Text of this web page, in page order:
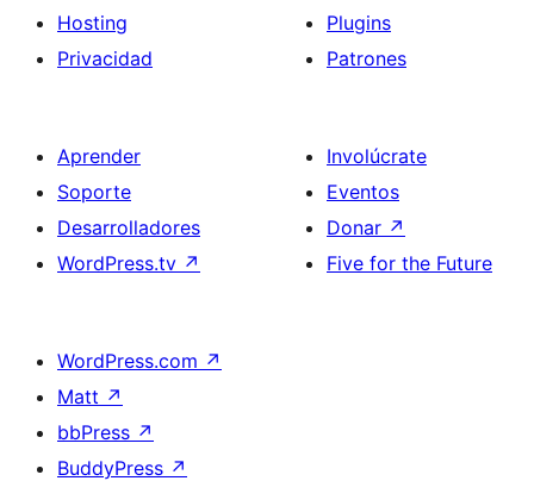
Hosting
Privacidad
Plugins
Patrones
Aprender
Soporte
Desarrolladores
WordPress.tv ↗
Involúcrate
Eventos
Donar ↗
Five for the Future
WordPress.com ↗
Matt ↗
bbPress ↗
BuddyPress ↗